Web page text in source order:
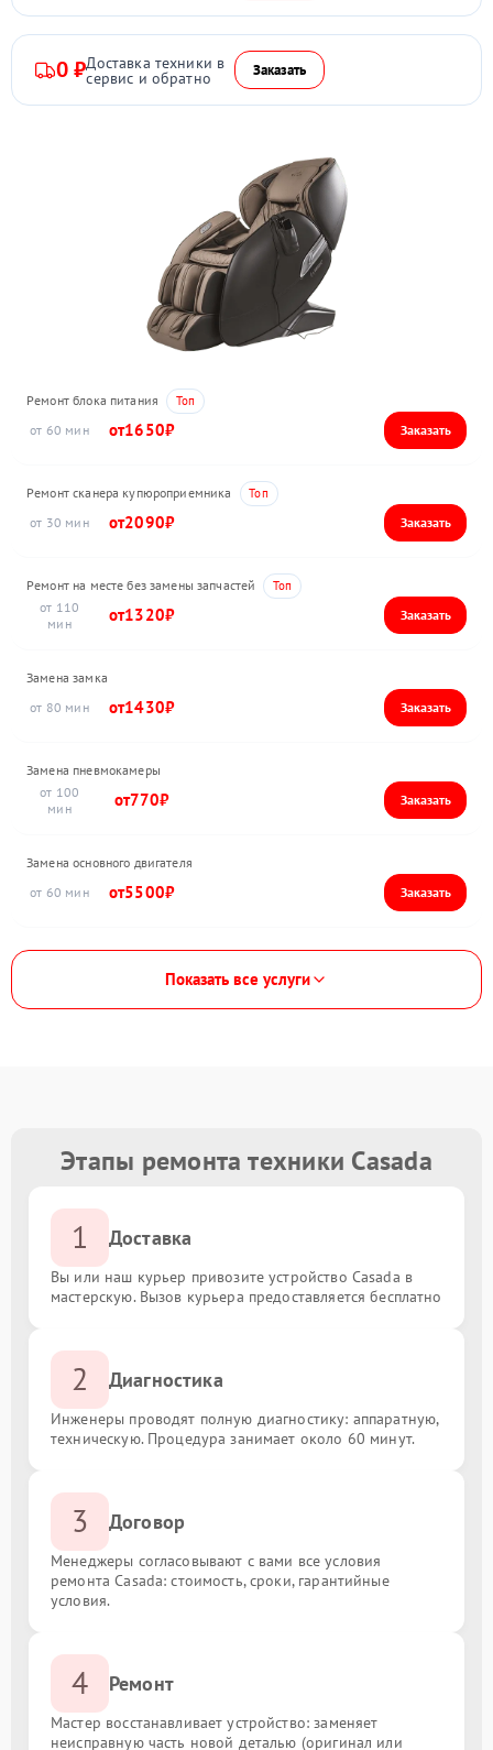
0 ₽Доставка техники в
сервис и обратно Заказать
Ремонт блока питания
60
1650
Ремонт сканера купюроприемника
30
2090
Ремонт на месте без замены запчастей
110
1320
Замена замка
80
1430
Замена пневмокамеры
100
770
Замена основного двигателя
60
5500
Показать все услуги
Этапы ремонта техники Casada
1 Доставка
Вы или наш курьер привозите устройство Casada в
мастерскую. Вызов курьера предоставляется бесплатно
2 Диагностика
Инженеры проводят полную диагностику: аппаратную,
техническую. Процедура занимает около 60 минут.
3 Договор
Менеджеры согласовывают с вами все условия
ремонта Casada: стоимость, сроки, гарантийные
условия.
4 Ремонт
Мастер восстанавливает устройство: заменяет
неисправную часть новой деталью (оригинал или